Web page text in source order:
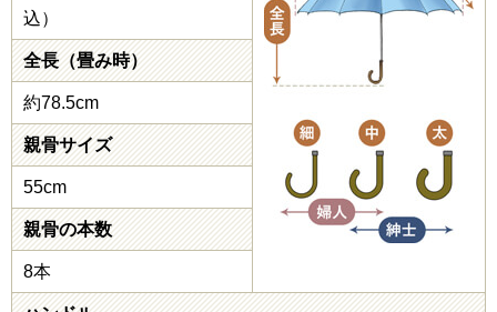
込）
全長（畳み時）
約78.5cm
親骨サイズ
55cm
親骨の本数
8本